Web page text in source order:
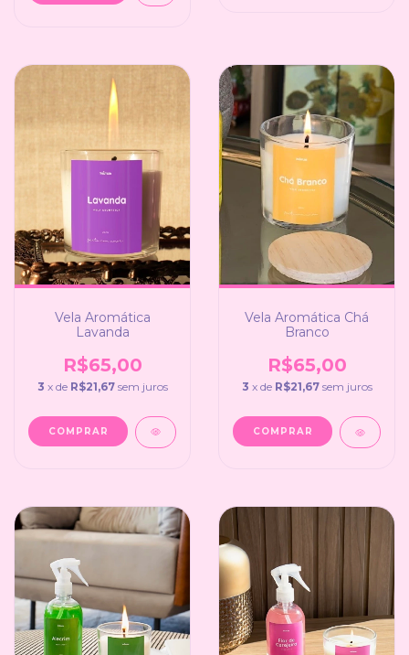
Vela Aromática
Lavanda
R$65,00
3 x de R$21,67 sem juros
Vela Aromática Chá
Branco
R$65,00
3 x de R$21,67 sem juros